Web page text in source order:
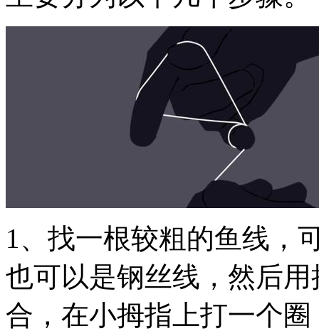
1、找一根较粗的鱼线，
也可以是钢丝线，然后
合，在小拇指上打一个